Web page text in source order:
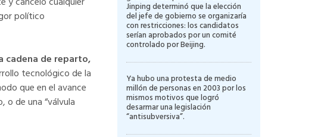
político
cadena de reparto,
tecnológico de la
que en el avance
o de una “válvula
Jinping determinó que la elección
del jefe de gobierno se organizaría
con restricciones: los candidatos
serían aprobados por un comité
controlado por Beijing.
Ya hubo una protesta de medio
millón de personas en 2003 por los
mismos motivos que logró
desarmar una legislación
“antisubversiva”.